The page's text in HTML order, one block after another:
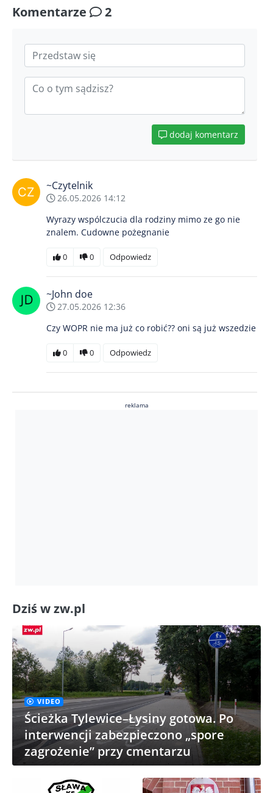
Komentarze 2
dodaj komentarz
~Czytelnik
26.05.2026 14:12
Wyrazy wspólczucia dla rodziny mimo ze go nie
znalem. Cudowne pożegnanie
0 0 Odpowiedz
~John doe
27.05.2026 12:36
Czy WOPR nie ma już co robić?? oni są już wszedzie
0 0 Odpowiedz
reklama
Dziś w zw.pl
VIDEO
Ścieżka Tylewice–Łysiny gotowa. Po
interwencji zabezpieczono „spore
zagrożenie” przy cmentarzu